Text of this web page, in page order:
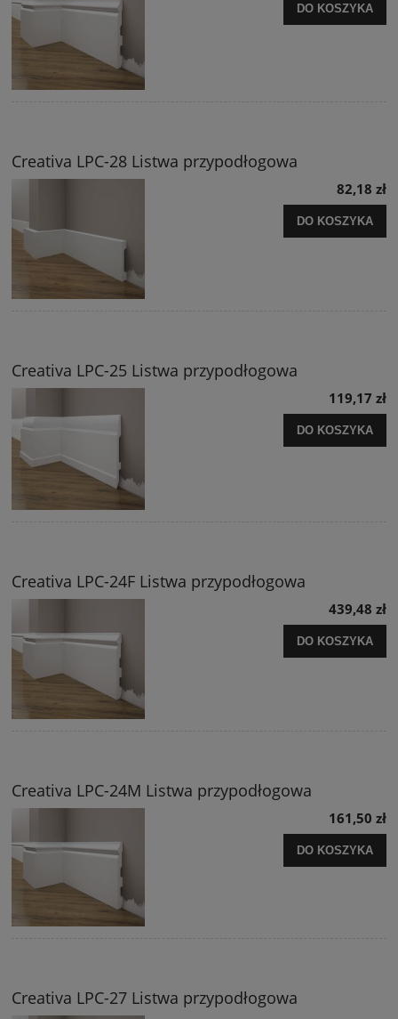
DO KOSZYKA
Creativa LPC-28 Listwa przypodłogowa
82,18 zł
DO KOSZYKA
Creativa LPC-25 Listwa przypodłogowa
119,17 zł
DO KOSZYKA
Creativa LPC-24F Listwa przypodłogowa
439,48 zł
DO KOSZYKA
Creativa LPC-24M Listwa przypodłogowa
161,50 zł
DO KOSZYKA
Creativa LPC-27 Listwa przypodłogowa